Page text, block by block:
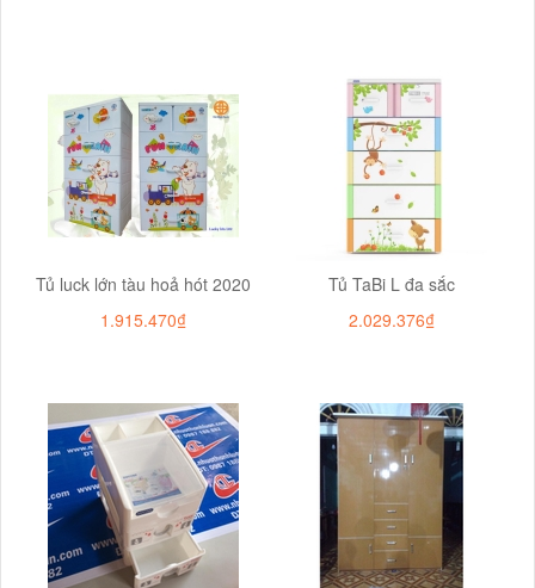
Tủ luck lớn tàu hoả hót 2020
1.915.470₫
Tủ TaBi L đa sắc
2.029.376₫